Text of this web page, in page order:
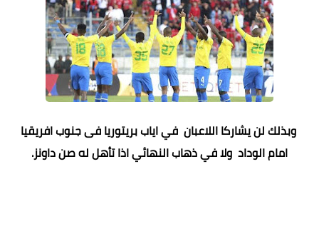
وبذلك لن يشاركا اللاعبان في اياب بريتوريا فى جنوب افريقيا
امام الوداد ولا في ذهاب النهائي اذا تأهل له صن داونز.